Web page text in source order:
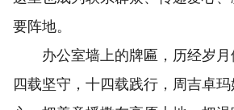
要阵地。
办公室墙上的牌匾，历经岁月
四载坚守，十四载践行，周吉卓